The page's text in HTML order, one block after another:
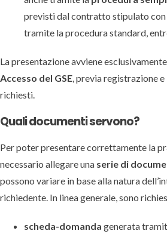
previsti dal contratto stipulato
tramite la procedura standard,
La presentazione avviene
Accesso del GSE, previa registrazione
richiesti.
Quali documenti servono?
Per poter presentare correttamente la
necessario allegare una serie di
possono variare in base alla natura
richiedente. In linea generale, sono
scheda-domanda generata